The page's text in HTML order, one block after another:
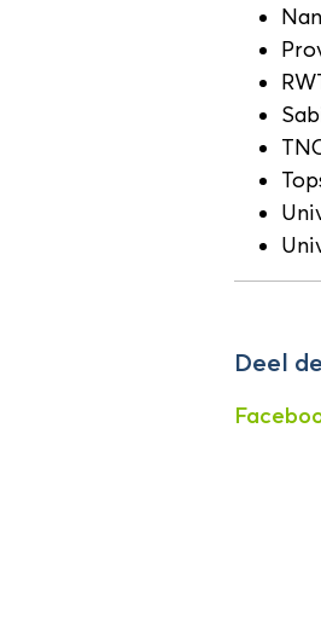
Deel